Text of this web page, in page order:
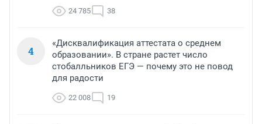
24 785 38
4
«Дисквалификация аттестата о среднем
образовании». В стране растет число
стобалльников ЕГЭ — почему это не повод
для радости
22 008 19